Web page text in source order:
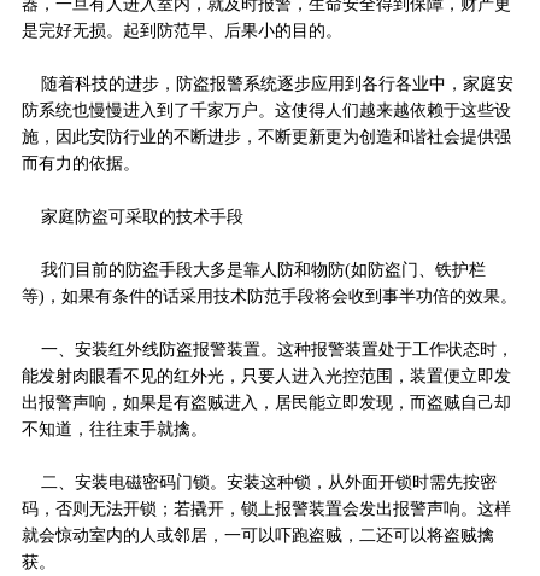
器，一旦有人进入室内，就及时报警，生命安全得到保障，财产更
是完好无损。起到防范早、后果小的目的。
随着科技的进步，防盗报警系统逐步应用到各行各业中，家庭安
防系统也慢慢进入到了千家万户。这使得人们越来越依赖于这些设
施，因此安防行业的不断进步，不断更新更为创造和谐社会提供强
而有力的依据。
家庭防盗可采取的技术手段
我们目前的防盗手段大多是靠人防和物防(如防盗门、铁护栏
等)，如果有条件的话采用技术防范手段将会收到事半功倍的效果。
一、安装红外线防盗报警装置。这种报警装置处于工作状态时，
能发射肉眼看不见的红外光，只要人进入光控范围，装置便立即发
出报警声响，如果是有盗贼进入，居民能立即发现，而盗贼自己却
不知道，往往束手就擒。
二、安装电磁密码门锁。安装这种锁，从外面开锁时需先按密
码，否则无法开锁；若撬开，锁上报警装置会发出报警声响。这样
就会惊动室内的人或邻居，一可以吓跑盗贼，二还可以将盗贼擒
获。